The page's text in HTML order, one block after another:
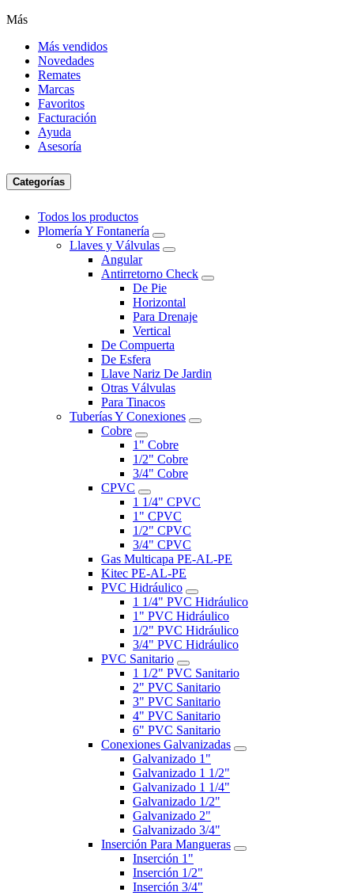
Más
Más vendidos
Novedades
Remates
Marcas
Favoritos
Facturación
Ayuda
Asesoría
Categorías
Todos los productos
Plomería Y Fontanería
Llaves y Válvulas
Angular
Antirretorno Check
De Pie
Horizontal
Para Drenaje
Vertical
De Compuerta
De Esfera
Llave Nariz De Jardin
Otras Válvulas
Para Tinacos
Tuberías Y Conexiones
Cobre
1" Cobre
1/2" Cobre
3/4" Cobre
CPVC
1 1/4" CPVC
1" CPVC
1/2" CPVC
3/4" CPVC
Gas Multicapa PE-AL-PE
Kitec PE-AL-PE
PVC Hidráulico
1 1/4" PVC Hidráulico
1" PVC Hidráulico
1/2" PVC Hidráulico
3/4" PVC Hidráulico
PVC Sanitario
1 1/2" PVC Sanitario
2" PVC Sanitario
3" PVC Sanitario
4" PVC Sanitario
6" PVC Sanitario
Conexiones Galvanizadas
Galvanizado 1"
Galvanizado 1 1/2"
Galvanizado 1 1/4"
Galvanizado 1/2"
Galvanizado 2"
Galvanizado 3/4"
Inserción Para Mangueras
Inserción 1"
Inserción 1/2"
Inserción 3/4"